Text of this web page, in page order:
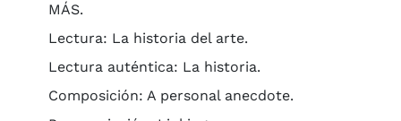
MÁS.
Lectura: La historia del arte.
Lectura auténtica: La historia.
Composición: A personal anecdote.